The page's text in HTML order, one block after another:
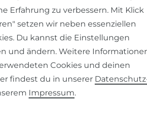
Erfahrung zu verbessern. Mit Klick
setzen wir neben essenziellen
Du kannst die Einstellungen
und ändern. Weitere
Cookies und deinen
findest du in unserer
Impressum.